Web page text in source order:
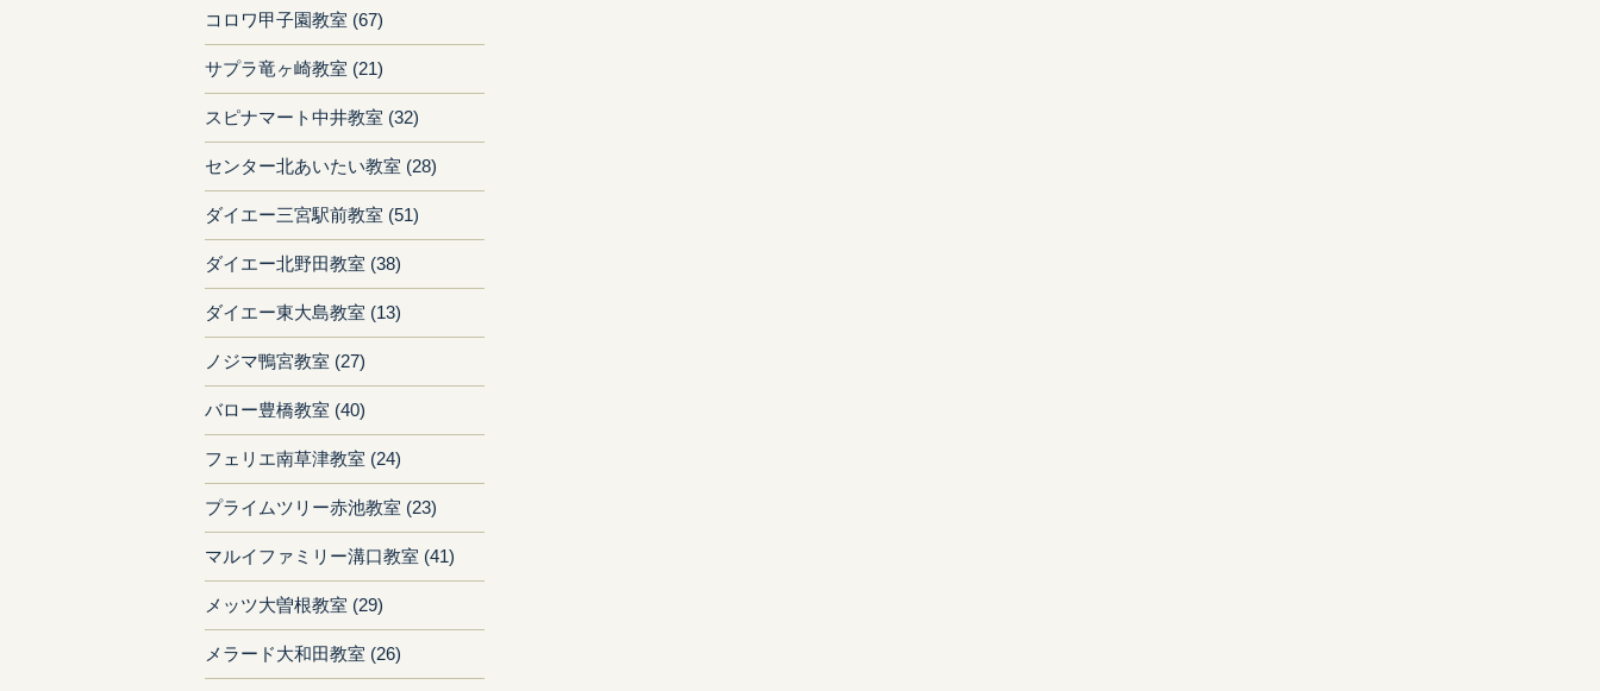
コロワ甲子園教室 (67)
サプラ竜ヶ崎教室 (21)
スピナマート中井教室 (32)
センター北あいたい教室 (28)
ダイエー三宮駅前教室 (51)
ダイエー北野田教室 (38)
ダイエー東大島教室 (13)
ノジマ鴨宮教室 (27)
バロー豊橋教室 (40)
フェリエ南草津教室 (24)
プライムツリー赤池教室 (23)
マルイファミリー溝口教室 (41)
メッツ大曽根教室 (29)
メラード大和田教室 (26)